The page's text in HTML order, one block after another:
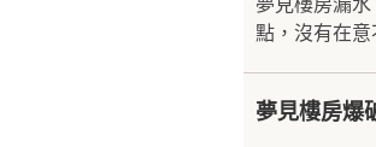
夢見樓房漏
點，沒有在
夢見樓房爆